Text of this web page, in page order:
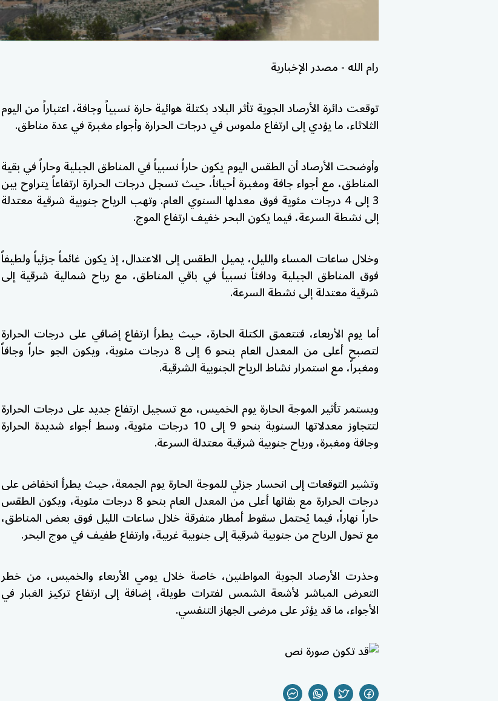
رام الله - مصدر الإخبارية
توقعت دائرة الأرصاد الجوية تأثر البلاد بكتلة هوائية حارة نسبياً وجافة، اعتباراً من اليوم
الثلاثاء، ما يؤدي إلى ارتفاع ملموس في درجات الحرارة وأجواء مغبرة في عدة مناطق.
وأوضحت الأرصاد أن الطقس اليوم يكون حاراً نسبياً في المناطق الجبلية وحاراً في بقية
المناطق، مع أجواء جافة ومغبرة أحياناً، حيث تسجل درجات الحرارة ارتفاعاً يتراوح بين
3 إلى 4 درجات مئوية فوق معدلها السنوي العام. وتهب الرياح جنوبية شرقية معتدلة
إلى نشطة السرعة، فيما يكون البحر خفيف ارتفاع الموج.
وخلال ساعات المساء والليل، يميل الطقس إلى الاعتدال، إذ يكون غائماً جزئياً ولطيفاً
فوق المناطق الجبلية ودافئاً نسبياً في باقي المناطق، مع رياح شمالية شرقية إلى
شرقية معتدلة إلى نشطة السرعة.
أما يوم الأربعاء، فتتعمق الكتلة الحارة، حيث يطرأ ارتفاع إضافي على درجات الحرارة
لتصبح أعلى من المعدل العام بنحو 6 إلى 8 درجات مئوية، ويكون الجو حاراً وجافاً
ومغبراً، مع استمرار نشاط الرياح الجنوبية الشرقية.
ويستمر تأثير الموجة الحارة يوم الخميس، مع تسجيل ارتفاع جديد على درجات الحرارة
لتتجاوز معدلاتها السنوية بنحو 9 إلى 10 درجات مئوية، وسط أجواء شديدة الحرارة
وجافة ومغبرة، ورياح جنوبية شرقية معتدلة السرعة.
وتشير التوقعات إلى انحسار جزئي للموجة الحارة يوم الجمعة، حيث يطرأ انخفاض على
درجات الحرارة مع بقائها أعلى من المعدل العام بنحو 8 درجات مئوية، ويكون الطقس
حاراً نهاراً، فيما يُحتمل سقوط أمطار متفرقة خلال ساعات الليل فوق بعض المناطق،
مع تحول الرياح من جنوبية شرقية إلى جنوبية غربية، وارتفاع طفيف في موج البحر.
وحذرت الأرصاد الجوية المواطنين، خاصة خلال يومي الأربعاء والخميس، من خطر
التعرض المباشر لأشعة الشمس لفترات طويلة، إضافة إلى ارتفاع تركيز الغبار في
الأجواء، ما قد يؤثر على مرضى الجهاز التنفسي.